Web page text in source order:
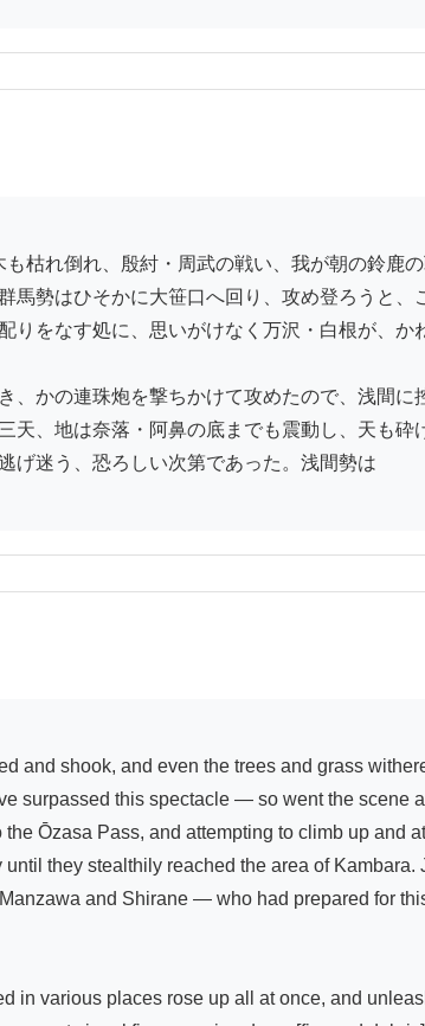
馬勢はひそかに大笹口へ回り、攻め登ろうと
りをなす処に、思いがけなく万沢・白根が、
、かの連珠炮を撃ちかけて攻めたので、浅間
天、地は奈落・阿鼻の底までも震動し、天も
げ迷う、恐ろしい次第であった。浅間勢は
surpassed this spectacle — so went the scene
Ōzasa Pass, and attempting to climb up and
they stealthily reached the area of
and Shirane — who had prepared for
in various places rose up all at once, and